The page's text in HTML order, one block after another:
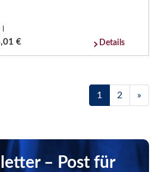
€ Details
1 2 »
– Post für